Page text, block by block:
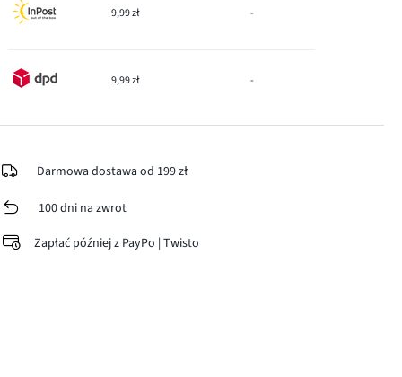
9,99 zł -
9,99 zł -
Darmowa dostawa od 199 zł
100 dni na zwrot
Zapłać później z PayPo | Twisto